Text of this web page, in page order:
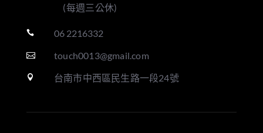
(每週三公休)
 06 2216332
 touch0013@gmail.com
 台南市中西區民生路一段24號